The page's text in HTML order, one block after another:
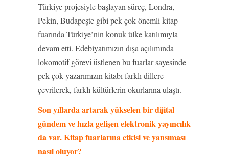
Türkiye projesiyle başlayan süreç, Londra,
Pekin, Budapeşte gibi pek çok önemli kitap
fuarında Türkiye’nin konuk ülke katılımıyla
devam etti. Edebiyatımızın dışa açılımında
lokomotif görevi üstlenen bu fuarlar sayesinde
pek çok yazarımızın kitabı farklı dillere
çevrilerek, farklı kültürlerin okurlarına ulaştı.
Son yıllarda artarak yükselen bir dijital
gündem ve hızla gelişen elektronik yayıncılık
da var. Kitap fuarlarına etkisi ve yansıması
nasıl oluyor?